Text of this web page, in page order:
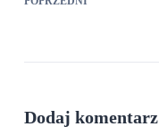
Dodaj komentarz